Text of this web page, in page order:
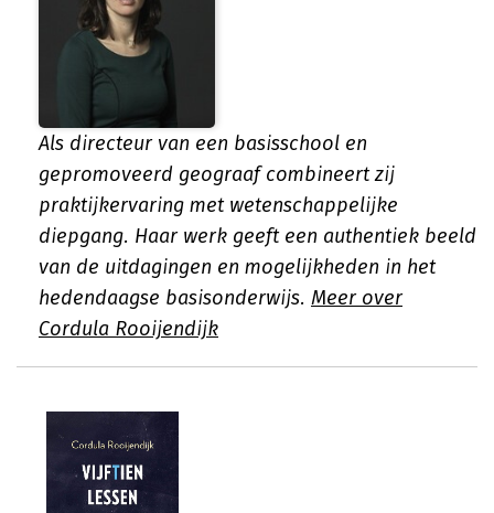
Als directeur van een basisschool en
gepromoveerd geograaf combineert zij
praktijkervaring met wetenschappelijke
diepgang. Haar werk geeft een authentiek beeld
van de uitdagingen en mogelijkheden in het
hedendaagse basisonderwijs. Meer over
Cordula Rooijendijk